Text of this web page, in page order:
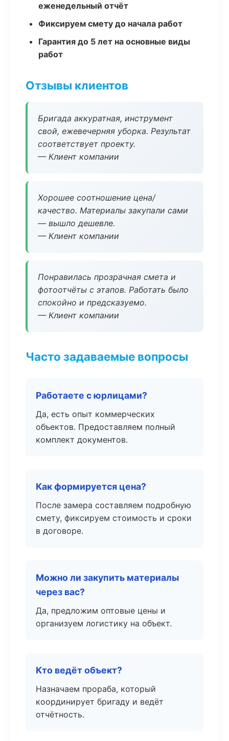
еженедельный отчёт
Фиксируем смету до начала работ
Гарантия до 5 лет на основные виды
работ
Отзывы клиентов
Бригада аккуратная, инструмент
свой, ежевечерняя уборка. Результат
соответствует проекту.
— Клиент компании
Хорошее соотношение цена/
качество. Материалы закупали сами
— вышло дешевле.
— Клиент компании
Понравилась прозрачная смета и
фотоотчёты с этапов. Работать было
спокойно и предсказуемо.
— Клиент компании
Часто задаваемые вопросы
Работаете с юрлицами?
Да, есть опыт коммерческих
объектов. Предоставляем полный
комплект документов.
Как формируется цена?
После замера составляем подробную
смету, фиксируем стоимость и сроки
в договоре.
Можно ли закупить материалы
через вас?
Да, предложим оптовые цены и
организуем логистику на объект.
Кто ведёт объект?
Назначаем прораба, который
координирует бригаду и ведёт
отчётность.